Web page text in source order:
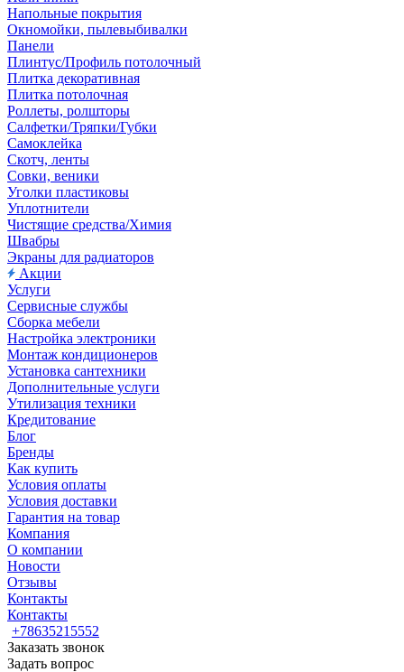
Напольные покрытия
Окномойки, пылевыбивалки
Панели
Плинтус/Профиль потолочный
Плитка декоративная
Плитка потолочная
Роллеты, ролшторы
Салфетки/Тряпки/Губки
Самоклейка
Скотч, ленты
Совки, веники
Уголки пластиковы
Уплотнители
Чистящие средства/Химия
Швабры
Экраны для радиаторов
Акции
Услуги
Сервисные службы
Сборка мебели
Настройка электроники
Монтаж кондиционеров
Установка сантехники
Дополнительные услуги
Утилизация техники
Кредитование
Блог
Бренды
Как купить
Условия оплаты
Условия доставки
Гарантия на товар
Компания
О компании
Новости
Отзывы
Контакты
Контакты
+78635215552
Заказать звонок
Задать вопрос